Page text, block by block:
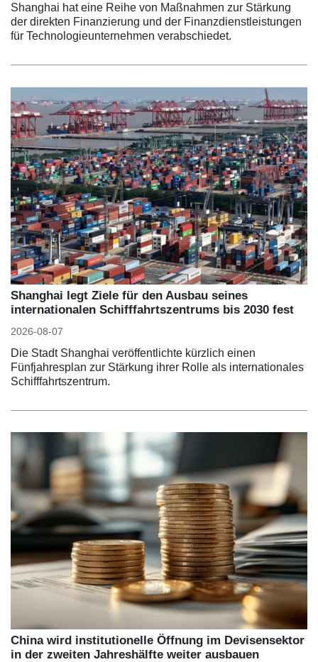
Shanghai hat eine Reihe von Maßnahmen zur Stärkung
der direkten Finanzierung und der Finanzdienstleistungen
für Technologieunternehmen verabschiedet.
Shanghai legt Ziele für den Ausbau seines
internationalen Schifffahrtszentrums bis 2030 fest
2026-08-07
Die Stadt Shanghai veröffentlichte kürzlich einen
Fünfjahresplan zur Stärkung ihrer Rolle als internationales
Schifffahrtszentrum.
China wird institutionelle Öffnung im Devisensektor
in der zweiten Jahreshälfte weiter ausbauen